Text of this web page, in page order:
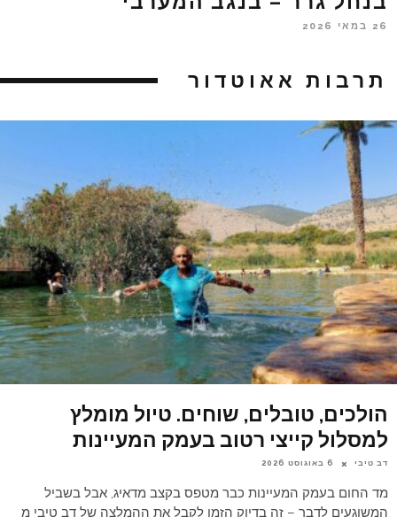
26 במאי 2026
תרבות אאוטדור
הולכים, טובלים, שוחים. טיול מומלץ
למסלול קייצי רטוב בעמק המעיינות
דב טיבי 6 באוגוסט 2026
מד החום בעמק המעיינות כבר מטפס בקצב מדאיג, אבל בשביל
המשוגעים לדבר – זה בדיוק הזמן לקבל את ההמלצה של דב טיבי מ